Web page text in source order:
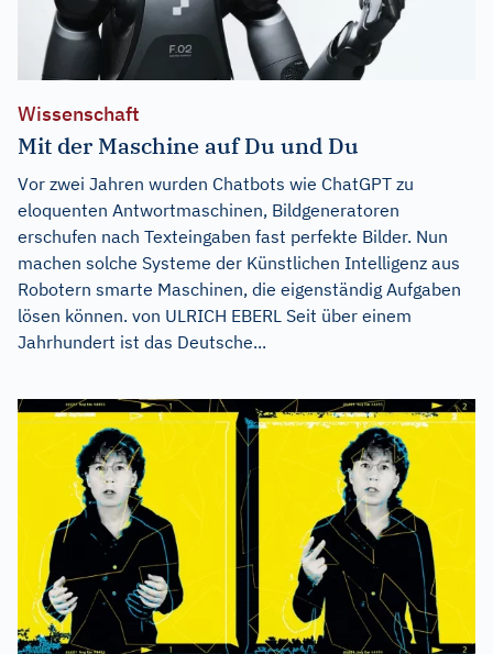
Wissenschaft
Mit der Maschine auf Du und Du
Vor zwei Jahren wurden Chatbots wie ChatGPT zu
eloquenten Antwortmaschinen, Bildgeneratoren
erschufen nach Texteingaben fast perfekte Bilder. Nun
machen solche Systeme der Künstlichen Intelligenz aus
Robotern smarte Maschinen, die eigenständig Aufgaben
lösen können. von ULRICH EBERL Seit über einem
Jahrhundert ist das Deutsche...